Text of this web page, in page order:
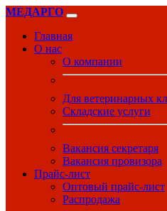
МЕДАРГО
Главная
О нас
О компании
Для ветеринарных
Складские услуги
Вакансия секретаря
Вакансия провизора
Прайс-лист
Оптовый прайс-лист
Распродажа